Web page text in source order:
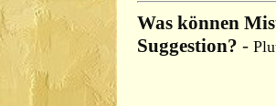
Was können
Suggestion? -